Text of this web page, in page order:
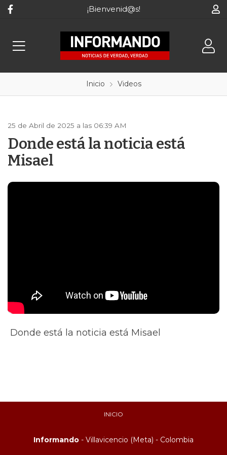
¡Bienvenid@s!
Inicio Videos
25 de Abril de 2025 a las 06:39 AM
Donde está la noticia está
Misael
Donde está la noticia está Misael
INICIO
Informando - Villavicencio (Meta) - Colombia